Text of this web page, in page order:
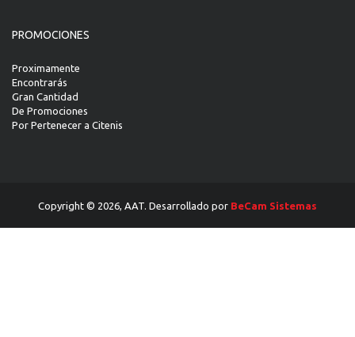
PROMOCIONES
Proximamente
Encontrarás
Gran Cantidad
De Promociones
Por Pertenecer a Citenis
Copyright © 2026, AAT. Desarrollado por BeCam Sistemas